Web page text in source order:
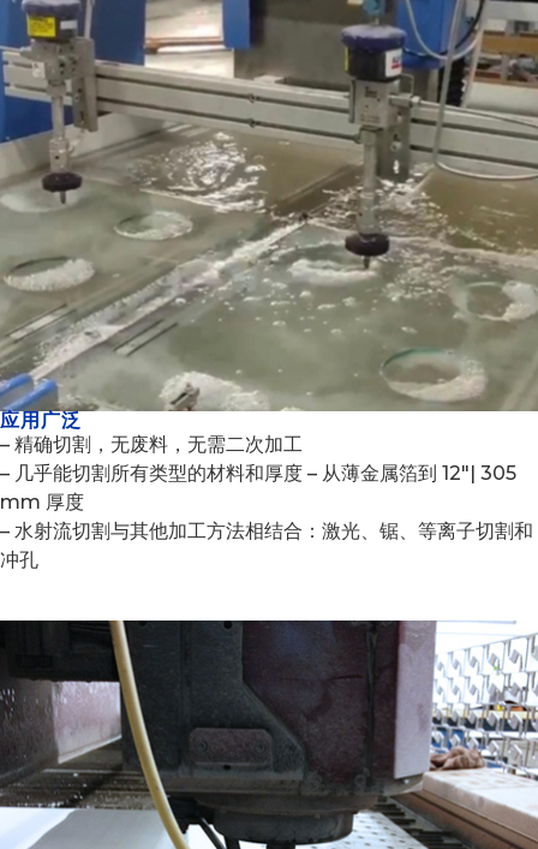
应用广泛
– 精确切割，无废料，无需二次加工
– 几乎能切割所有类型的材料和厚度 – 从薄金属箔到 12″| 305
mm 厚度
– 水射流切割与其他加工方法相结合：激光、锯、等离子切割和
冲孔